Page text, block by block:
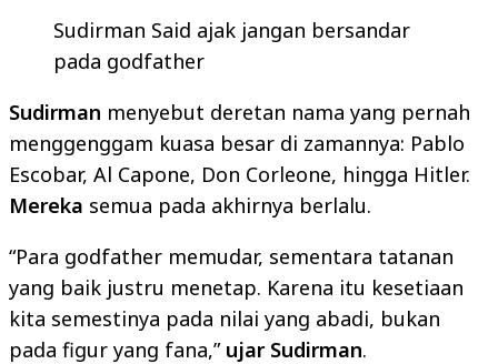
Sudirman Said ajak jangan bersandar
pada godfather
Sudirman menyebut deretan nama yang pernah
menggenggam kuasa besar di zamannya: Pablo
Escobar, Al Capone, Don Corleone, hingga Hitler.
Mereka semua pada akhirnya berlalu.
“Para godfather memudar, sementara tatanan
yang baik justru menetap. Karena itu kesetiaan
kita semestinya pada nilai yang abadi, bukan
pada figur yang fana,” ujar Sudirman.